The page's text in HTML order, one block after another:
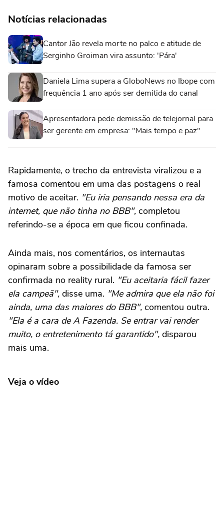
Notícias relacionadas
Cantor Jão revela morte no palco e atitude de
Serginho Groiman vira assunto: 'Pára'
Daniela Lima supera a GloboNews no Ibope com
frequência 1 ano após ser demitida do canal
Apresentadora pede demissão de telejornal para
ser gerente em empresa: "Mais tempo e paz"
Rapidamente, o trecho da entrevista viralizou e a
famosa comentou em uma das postagens o real
motivo de aceitar. "Eu iria pensando nessa era da
internet, que não tinha no BBB", completou
referindo-se a época em que ficou confinada.
Ainda mais, nos comentários, os internautas
opinaram sobre a possibilidade da famosa ser
confirmada no reality rural. "Eu aceitaria fácil fazer
ela campeã", disse uma. "Me admira que ela não foi
ainda, uma das maiores do BBB", comentou outra.
"Ela é a cara de A Fazenda. Se entrar vai render
muito, o entretenimento tá garantido", disparou
mais uma.
Veja o vídeo